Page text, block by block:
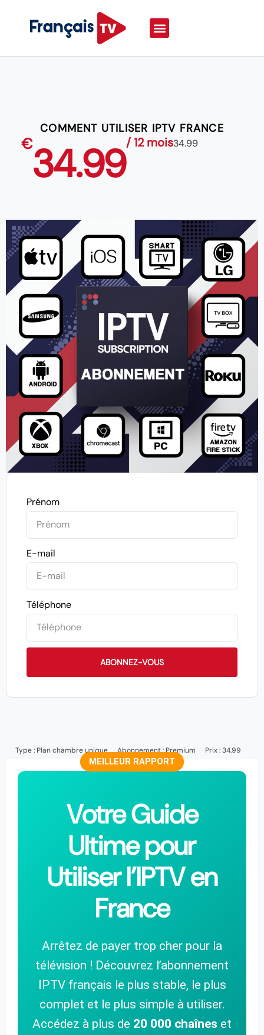
COMMENT UTILISER IPTV FRANCE
€34.99/ 12 mois34.99
Prénom
E-mail
Téléphone
ABONNEZ-VOUS
Type : Plan chambre unique Abonnement :Premium Prix : 34.99
Votre Guide
Ultime pour
Utiliser l’IPTV en
France
Arrêtez de payer trop cher pour la
télévision ! Découvrez l’abonnement
IPTV français le plus stable, le plus
complet et le plus simple à utiliser.
Accédez à plus de 20 000 chaînes et
LE PLUS POPULAIRE
MEILLEUR RAPPORT